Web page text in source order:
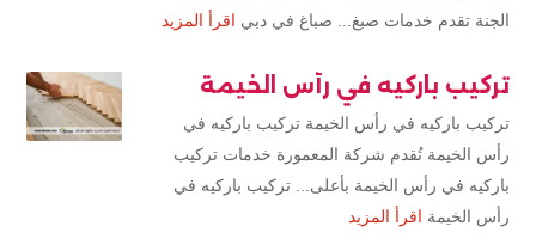
الجنة تقدم خدمات صبغ... صباغ في دبي اقرأ المزيد
تركيب باركيه في رأس الخيمة
تركيب باركيه في رأس الخيمة تركيب باركيه في
رأس الخيمة تُقدم شركة المعمورة خدمات تركيب
باركيه في رأس الخيمة بأعلى... تركيب باركيه في
رأس الخيمة اقرأ المزيد